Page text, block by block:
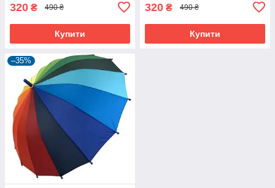
320 ₴ 490 ₴
Купити
320 ₴ 490 ₴
Купити
–35%